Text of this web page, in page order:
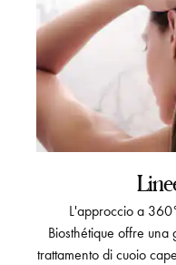
L'approccio a
Biosthétique offre
trattamento di cuoio